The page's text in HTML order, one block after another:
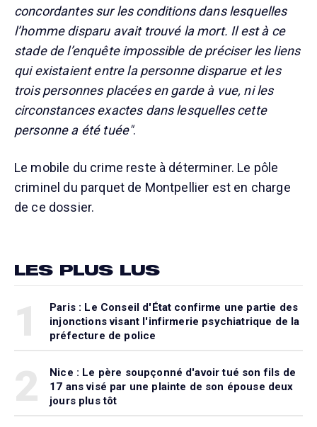
concordantes sur les conditions dans lesquelles
l’homme disparu avait trouvé la mort. Il est à ce
stade de l’enquête impossible de préciser les liens
qui existaient entre la personne disparue et les
trois personnes placées en garde à vue, ni les
circonstances exactes dans lesquelles cette
personne a été tuée".
Le mobile du crime reste à déterminer. Le pôle
criminel du parquet de Montpellier est en charge
de ce dossier.
LES PLUS LUS
Paris : Le Conseil d'État confirme une partie des
injonctions visant l'infirmerie psychiatrique de la
préfecture de police
Nice : Le père soupçonné d'avoir tué son fils de
17 ans visé par une plainte de son épouse deux
jours plus tôt